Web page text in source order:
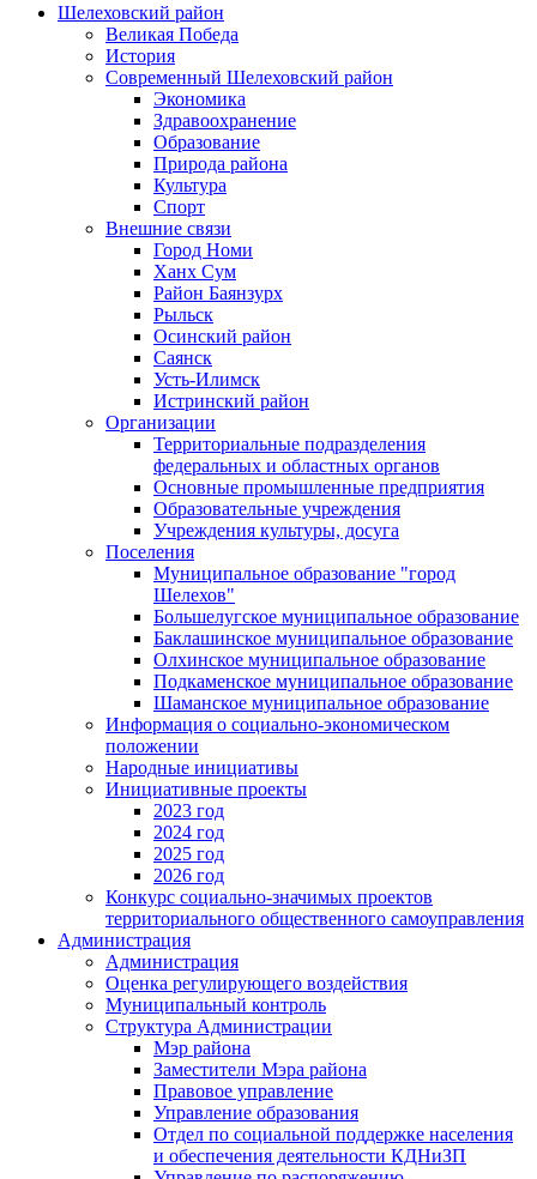
Шелеховский район
Великая Победа
История
Современный Шелеховский район
Экономика
Здравоохранение
Образование
Природа района
Культура
Спорт
Внешние связи
Город Номи
Ханх Сум
Район Баянзурх
Рыльск
Осинский район
Саянск
Усть-Илимск
Истринский район
Организации
Территориальные подразделения
федеральных и областных органов
Основные промышленные предприятия
Образовательные учреждения
Учреждения культуры, досуга
Поселения
Муниципальное образование "город
Шелехов"
Большелугское муниципальное образование
Баклашинское муниципальное образование
Олхинское муниципальное образование
Подкаменское муниципальное образование
Шаманское муниципальное образование
Информация о социально-экономическом
положении
Народные инициативы
Инициативные проекты
2023 год
2024 год
2025 год
2026 год
Конкурс социально-значимых проектов
территориального общественного самоуправления
Администрация
Администрация
Оценка регулирующего воздействия
Муниципальный контроль
Структура Администрации
Мэр района
Заместители Мэра района
Правовое управление
Управление образования
Отдел по социальной поддержке населения
и обеспечения деятельности КДНиЗП